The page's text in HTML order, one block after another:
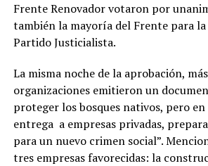
Frente Renovador votaron por
también la mayoría del Frente para
Partido Justicialista.
La misma noche de la aprobación,
organizaciones emitieron un
proteger los bosques nativos, pero
entrega a empresas privadas,
para un nuevo crimen social”.
tres empresas favorecidas: la